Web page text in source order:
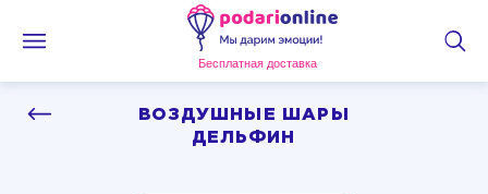
Бесплатная доставка
ВОЗДУШНЫЕ ШАРЫ
ДЕЛЬФИН